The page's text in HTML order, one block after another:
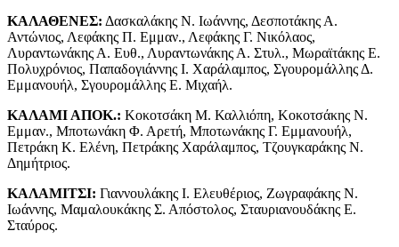
ΚΑΛΑΘΕΝΕΣ: Δασκαλάκης Ν. Ιωάννης, Δεσποτάκης Α.
Αντώνιος, Λεφάκης Π. Εμμαν., Λεφάκης Γ. Νικόλαος,
Λυραντωνάκης Α. Ευθ., Λυραντωνάκης Α. Στυλ., Μωραϊτάκης Ε.
Πολυχρόνιος, Παπαδογιάννης I. Χαράλαμπος, Σγουρομάλλης Δ.
Εμμανουήλ, Σγουρομάλλης Ε. Μιχαήλ.
ΚΑΛΑΜΙ ΑΠΟΚ.: Κοκοτσάκη Μ. Καλλιόπη, Κοκοτσάκης Ν.
Εμμαν., Μποτωνάκη Φ. Αρετή, Μποτωνάκης Γ. Εμμανουήλ,
Πετράκη Κ. Ελένη, Πετράκης Χαράλαμπος, Τζουγκαράκης Ν.
Δημήτριος.
ΚΑΛΑΜΙΤΣΙ: Γιαννουλάκης I. Ελευθέριος, Ζωγραφάκης Ν.
Ιωάννης, Μαμαλουκάκης Σ. Απόστολος, Σταυριανουδάκης Ε.
Σταύρος.